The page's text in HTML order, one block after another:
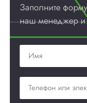
Заполните
наш менеджер и